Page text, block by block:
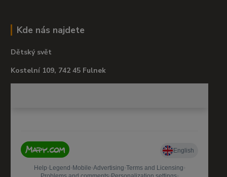
Kde nás najdete
Dětský svět
Kostelní 109, 742 45 Fulnek